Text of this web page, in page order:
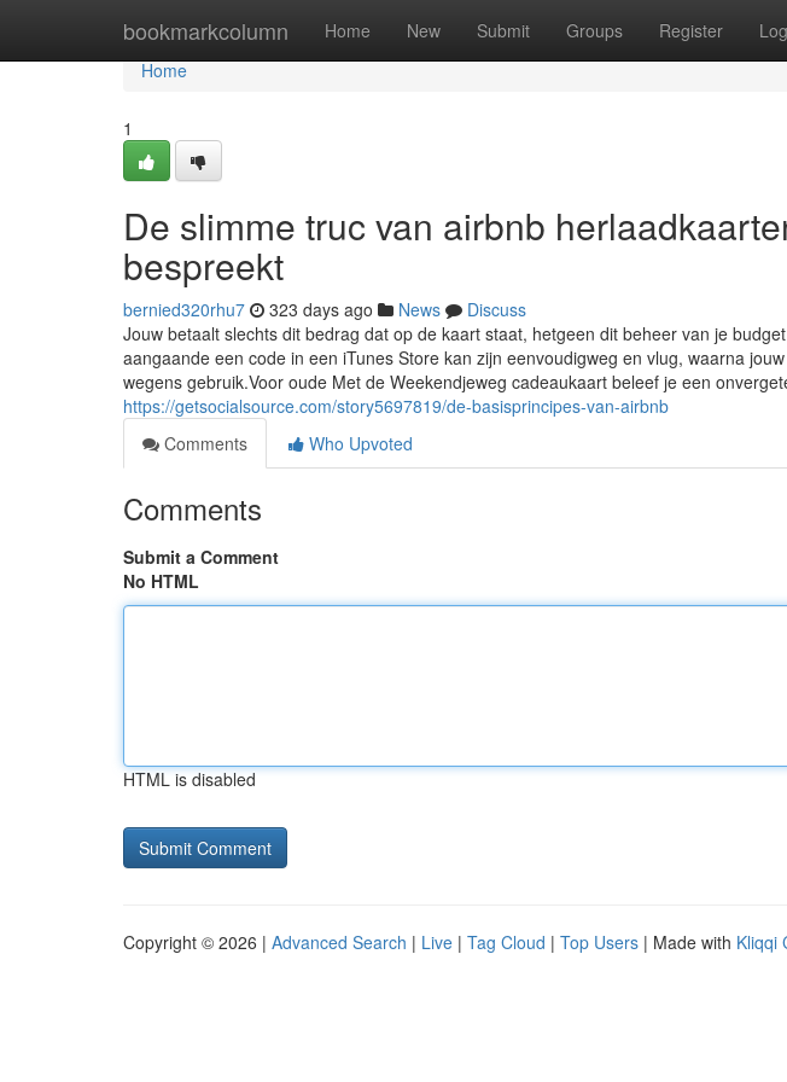
bookmarkcolumn Home New Submit Groups Register
Home
Home
1
De slimme truc van airbnb
bespreekt
bernied320rhu7 323 days ago News
Discuss
Jouw betaalt slechts dit bedrag dat op de kaart staat, hetgeen dit beheer van je
aangaande een code in een iTunes Store kan zijn eenvoudigweg en vlug, waarna
wegens gebruik.Voor oude Met de Weekendjeweg cadeaukaart beleef je een
https://getsocialsource.com/story5697819/de-basisprincipes-van-airbnb
Comments
Who Upvoted
Comments
Submit a Comment
No HTML
HTML is disabled
Copyright © 2026 | Advanced Search | Live | Tag Cloud | Top Users | Made with Kliqqi